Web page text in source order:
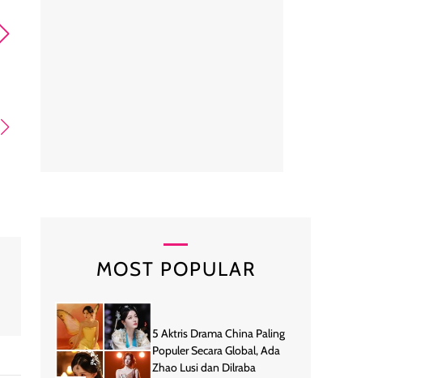
MOST POPULAR
5 Aktris Drama China Paling
Populer Secara Global, Ada
Zhao Lusi dan Dilraba